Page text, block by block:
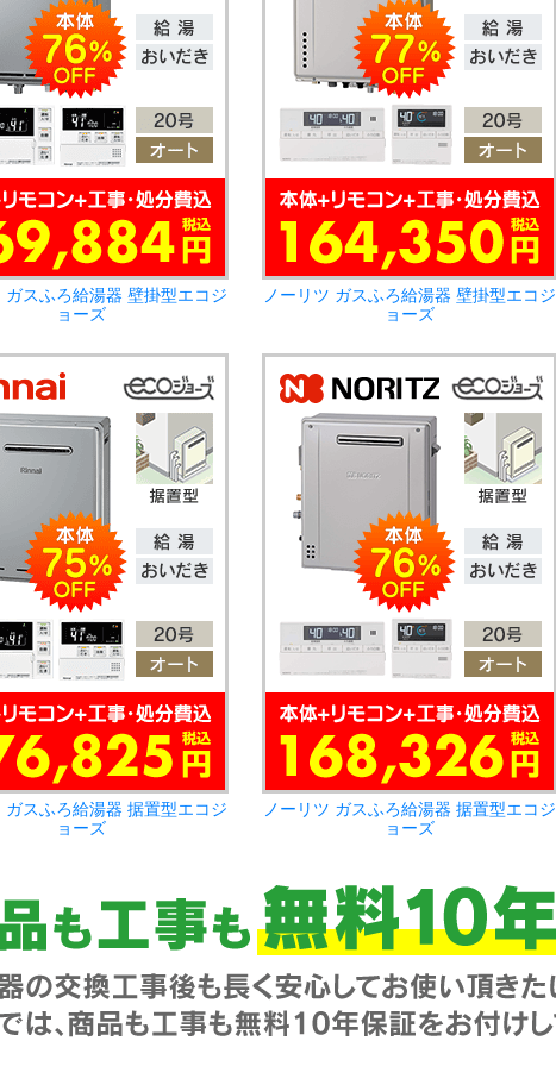
ガスふろ給湯器 壁掛型エコジ
ョーズ
ノーリツ ガスふろ給湯器 壁掛型エコジ
ョーズ
ガスふろ給湯器 据置型エコジ
ョーズ
ノーリツ ガスふろ給湯器 据置型エコジ
ョーズ